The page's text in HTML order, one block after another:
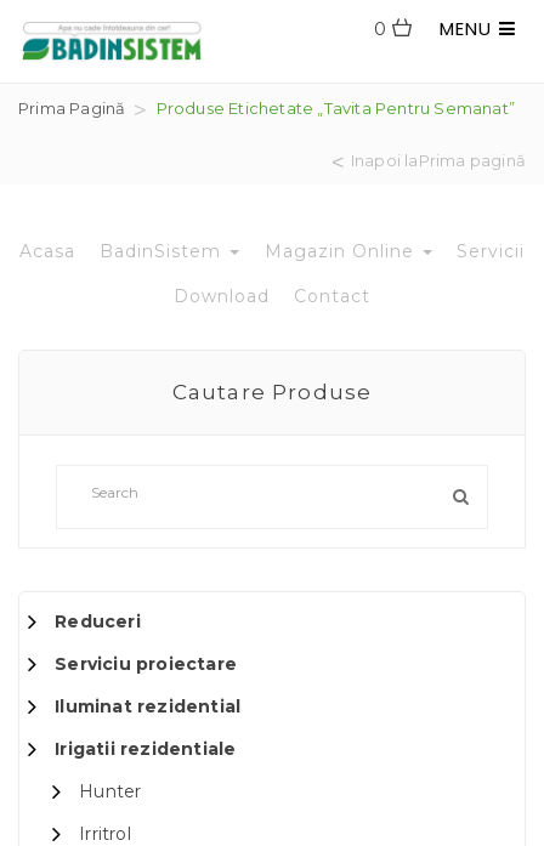
MENU
0
Prima Pagină Produse Etichetate „tavita Pentru Semanat”
Inapoi laPrima pagină
Acasa BadinSistem Magazin Online Servicii
Download Contact
Cautare Produse
Reduceri
Serviciu proiectare
Iluminat rezidential
Irigatii rezidentiale
Hunter
Irritrol